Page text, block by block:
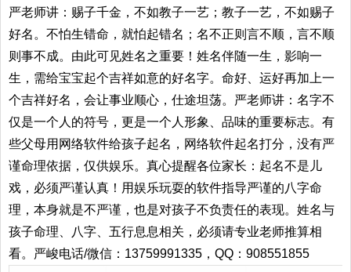
严老师讲：赐子千金，不如教子一艺；教子一艺，不如赐子
好名。不怕生错命，就怕起错名；名不正则言不顺，言不顺
则事不成。由此可见姓名之重要！姓名伴随一生，影响一
生，需给宝宝起个吉祥如意的好名字。命好、运好再加上一
个吉祥好名，会让事业顺心，仕途坦荡。严老师讲：名字不
仅是一个人的符号，更是一个人形象、品味的重要标志。有
些父母用网络软件给孩子起名，网络软件起名打分，没有严
谨命理依据，仅供娱乐。真心提醒各位家长：起名不是儿
戏，必须严谨认真！用娱乐玩耍的软件指导严谨的八字命
理，本身就是不严谨，也是对孩子不负责任的表现。姓名与
孩子命理、八字、五行息息相关，必须请专业老师推算相
看。严峻电话/微信：13759991335，QQ：908551855